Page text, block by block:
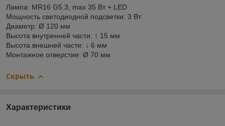
Лампа: MR16 G5.3, max 35 Вт + LED
Мощность светодиодной подсветки: 3 Вт
Диаметр: Ø 120 мм
Высота внутренней части: ↑ 15 мм
Высота внешней части: ↓ 6 мм
Монтажное отверстие: Ø 70 мм
Скрыть
Характеристики